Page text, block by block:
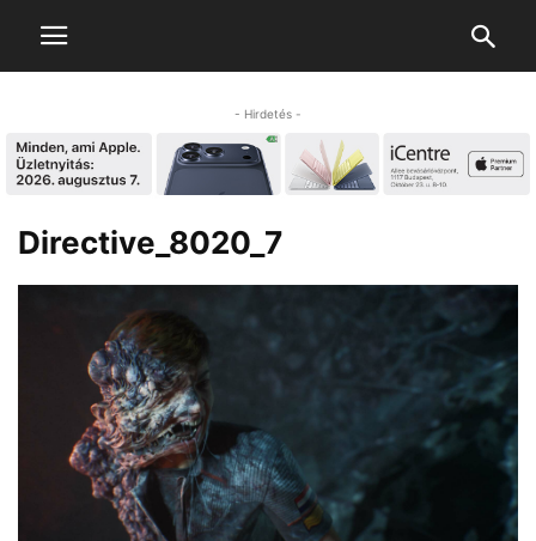
- Hirdetés -
Directive_8020_7